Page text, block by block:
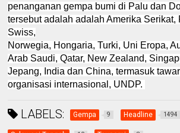
penanganan gempa bumi di Palu dan
tersebut adalah adalah Amerika Serikat,
Swiss,
Norwegia, Hongaria, Turki, Uni Eropa,
Arab Saudi, Qatar, New Zealand,
Jepang, India dan China, termasuk
organisasi internasional, UNDP.
LABELS: Gempa 9 Headline 1494